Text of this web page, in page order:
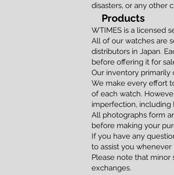
disasters, or any other
Products
WTIMES is a licensed
All of our watches are
distributors in Japan.
before offering it for
Our inventory primarily
We make every effort
of each watch.
imperfection, including
All photographs form
before making your
If you have any
to assist you whenever
Please note that
exchanges.